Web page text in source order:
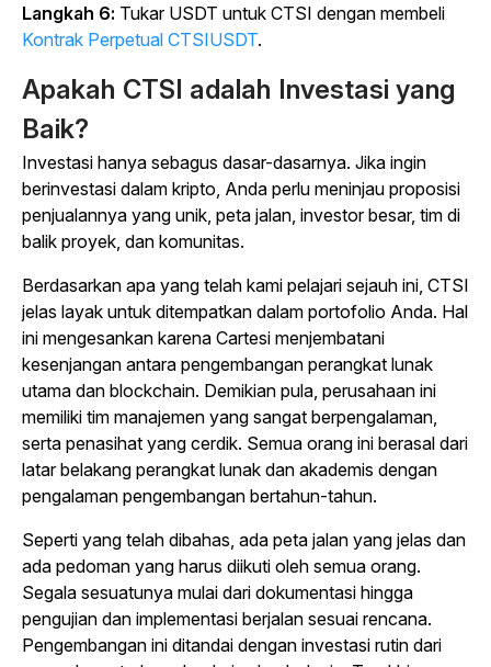
Langkah 6: Tukar USDT untuk CTSI dengan membeli
Kontrak Perpetual CTSIUSDT.
Apakah CTSI adalah Investasi yang
Baik?
Investasi hanya sebagus dasar-dasarnya. Jika ingin
berinvestasi dalam kripto, Anda perlu meninjau proposisi
penjualannya yang unik, peta jalan, investor besar, tim di
balik proyek, dan komunitas.
Berdasarkan apa yang telah kami pelajari sejauh ini, CTSI
jelas layak untuk ditempatkan dalam portofolio Anda. Hal
ini mengesankan karena Cartesi menjembatani
kesenjangan antara pengembangan perangkat lunak
utama dan blockchain. Demikian pula, perusahaan ini
memiliki tim manajemen yang sangat berpengalaman,
serta penasihat yang cerdik. Semua orang ini berasal dari
latar belakang perangkat lunak dan akademis dengan
pengalaman pengembangan bertahun-tahun.
Seperti yang telah dibahas, ada peta jalan yang jelas dan
ada pedoman yang harus diikuti oleh semua orang.
Segala sesuatunya mulai dari dokumentasi hingga
pengujian dan implementasi berjalan sesuai rencana.
Pengembangan ini ditandai dengan investasi rutin dari